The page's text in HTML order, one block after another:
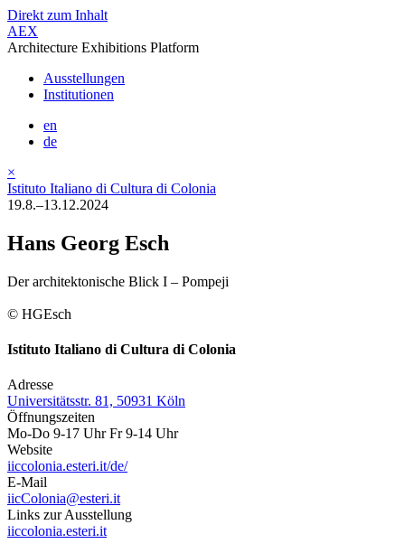
Direkt zum Inhalt
AEX
Architecture Exhibitions Platform
Ausstellungen
Institutionen
en
de
×
Istituto Italiano di Cultura di Colonia
19.8.–13.12.2024
Hans Georg Esch
Der architektonische Blick I – Pompeji
© HGEsch
Istituto Italiano di Cultura di Colonia
Adresse
Universitätsstr. 81, 50931 Köln
Öffnungszeiten
Mo-Do 9-17 Uhr Fr 9-14 Uhr
Website
iiccolonia.esteri.it/de/
E-Mail
iicColonia@esteri.it
Links zur Ausstellung
iiccolonia.esteri.it